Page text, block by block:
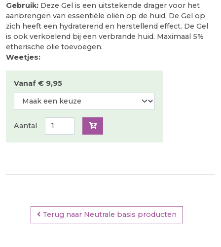
Gebruik: Deze Gel is een uitstekende drager voor het
aanbrengen van essentiële oliën op de huid. De Gel op
zich heeft een hydraterend en herstellend effect. De Gel
is ook verkoelend bij een verbrande huid. Maximaal 5%
etherische olie toevoegen.
Weetjes:
Vanaf € 9,95
Aantal
Terug naar Neutrale basis producten